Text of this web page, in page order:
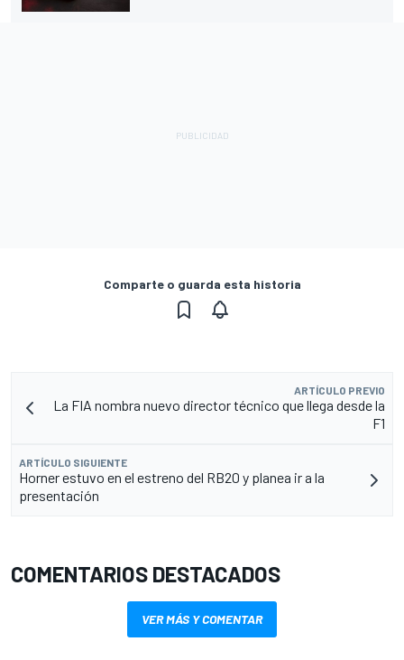
Comparte o guarda esta historia
ARTÍCULO PREVIO
La FIA nombra nuevo director técnico que llega desde la
F1
ARTÍCULO SIGUIENTE
Horner estuvo en el estreno del RB20 y planea ir a la
presentación
COMENTARIOS DESTACADOS
VER MÁS Y COMENTAR